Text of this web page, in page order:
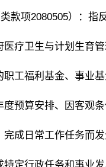
款项2080505）：指
疗卫生与计划生育管
工福利基金、事业
预算安排、因客观
成日常工作任务而发